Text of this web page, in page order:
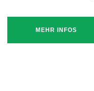
MEHR INFOS